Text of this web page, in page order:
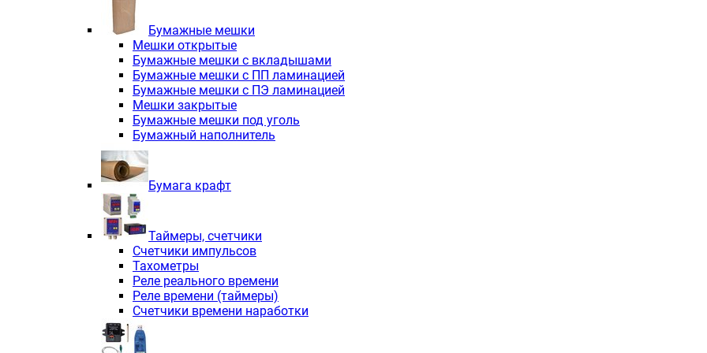
Электродвигатели асинхронные трёхфазные с тормозом INNOVARI
Электродвигатели асинхронные трёхфазные взрывозащищенные INNOVARI
Трехфазные асинхронные электродвигатели INNORED
Независимая вентиляция INNORED
Взрывозащищенная независимая вентиляция INNOVARI
Одноступенчатые цилиндрические редукторы INNORED
Экономичные червячные редукторы INNORED в квадратном корпусе
Компактные мотор-редукторы INNORED
Компактные мотор-редукторы INNORED MC
Вибраторы INNORED
Вариаторы INNORED
Бумажные мешки
Мешки открытые
Бумажные мешки с вкладышами
Бумажные мешки с ПП ламинацией
Бумажные мешки с ПЭ ламинацией
Мешки закрытые
Бумажные мешки под уголь
Бумажный наполнитель
Бумага крафт
Таймеры, счетчики
Счетчики импульсов
Тахометры
Реле реального времени
Реле времени (таймеры)
Счетчики времени наработки